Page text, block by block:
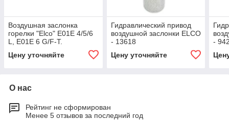
Воздушная заслонка
горелки "Elco" E01E 4/5/6
L, E01E 6 G/F-T.
Цену уточняйте
Гидравлический привод
воздушной заслонки ELCO
- 13618
Цену уточняйте
-
О нас
Рейтинг не сформирован
Менее 5 отзывов за последний год